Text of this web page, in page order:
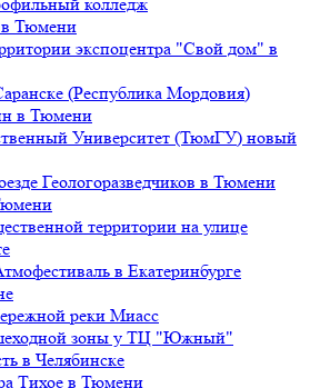
в Тюмени
экспоцентра "Свой дом" в
(Республика Мордовия)
в Тюмени
Университет (ТюмГУ) новый
Геологоразведчиков в Тюмени
территории на улице
в Екатеринбурге
реки Миасс
зоны у ТЦ "Южный"
в Челябинске
Тихое в Тюмени